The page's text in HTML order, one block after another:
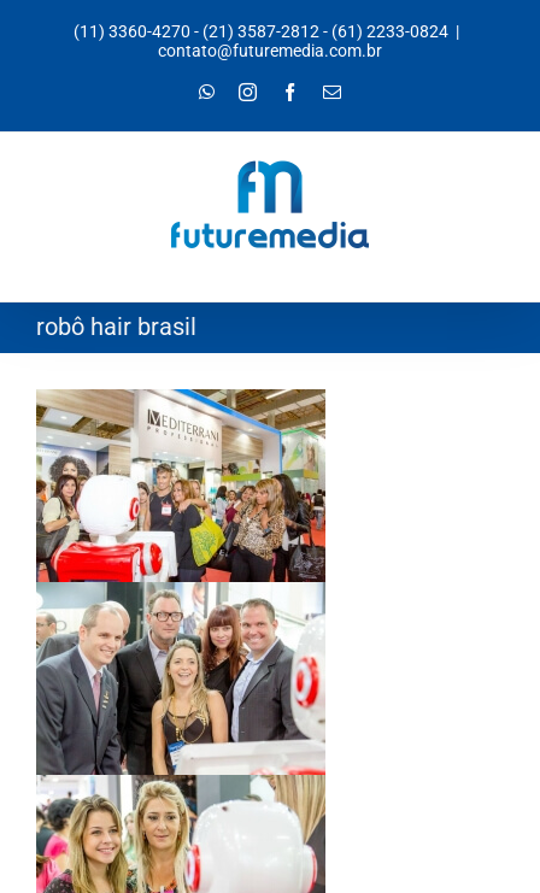
(11) 3360-4270 - (21) 3587-2812- (61) 2233-0824 |
contato@futuremedia.com.br
WhatsAppInstagramFacebook
E-
robô hair brasil